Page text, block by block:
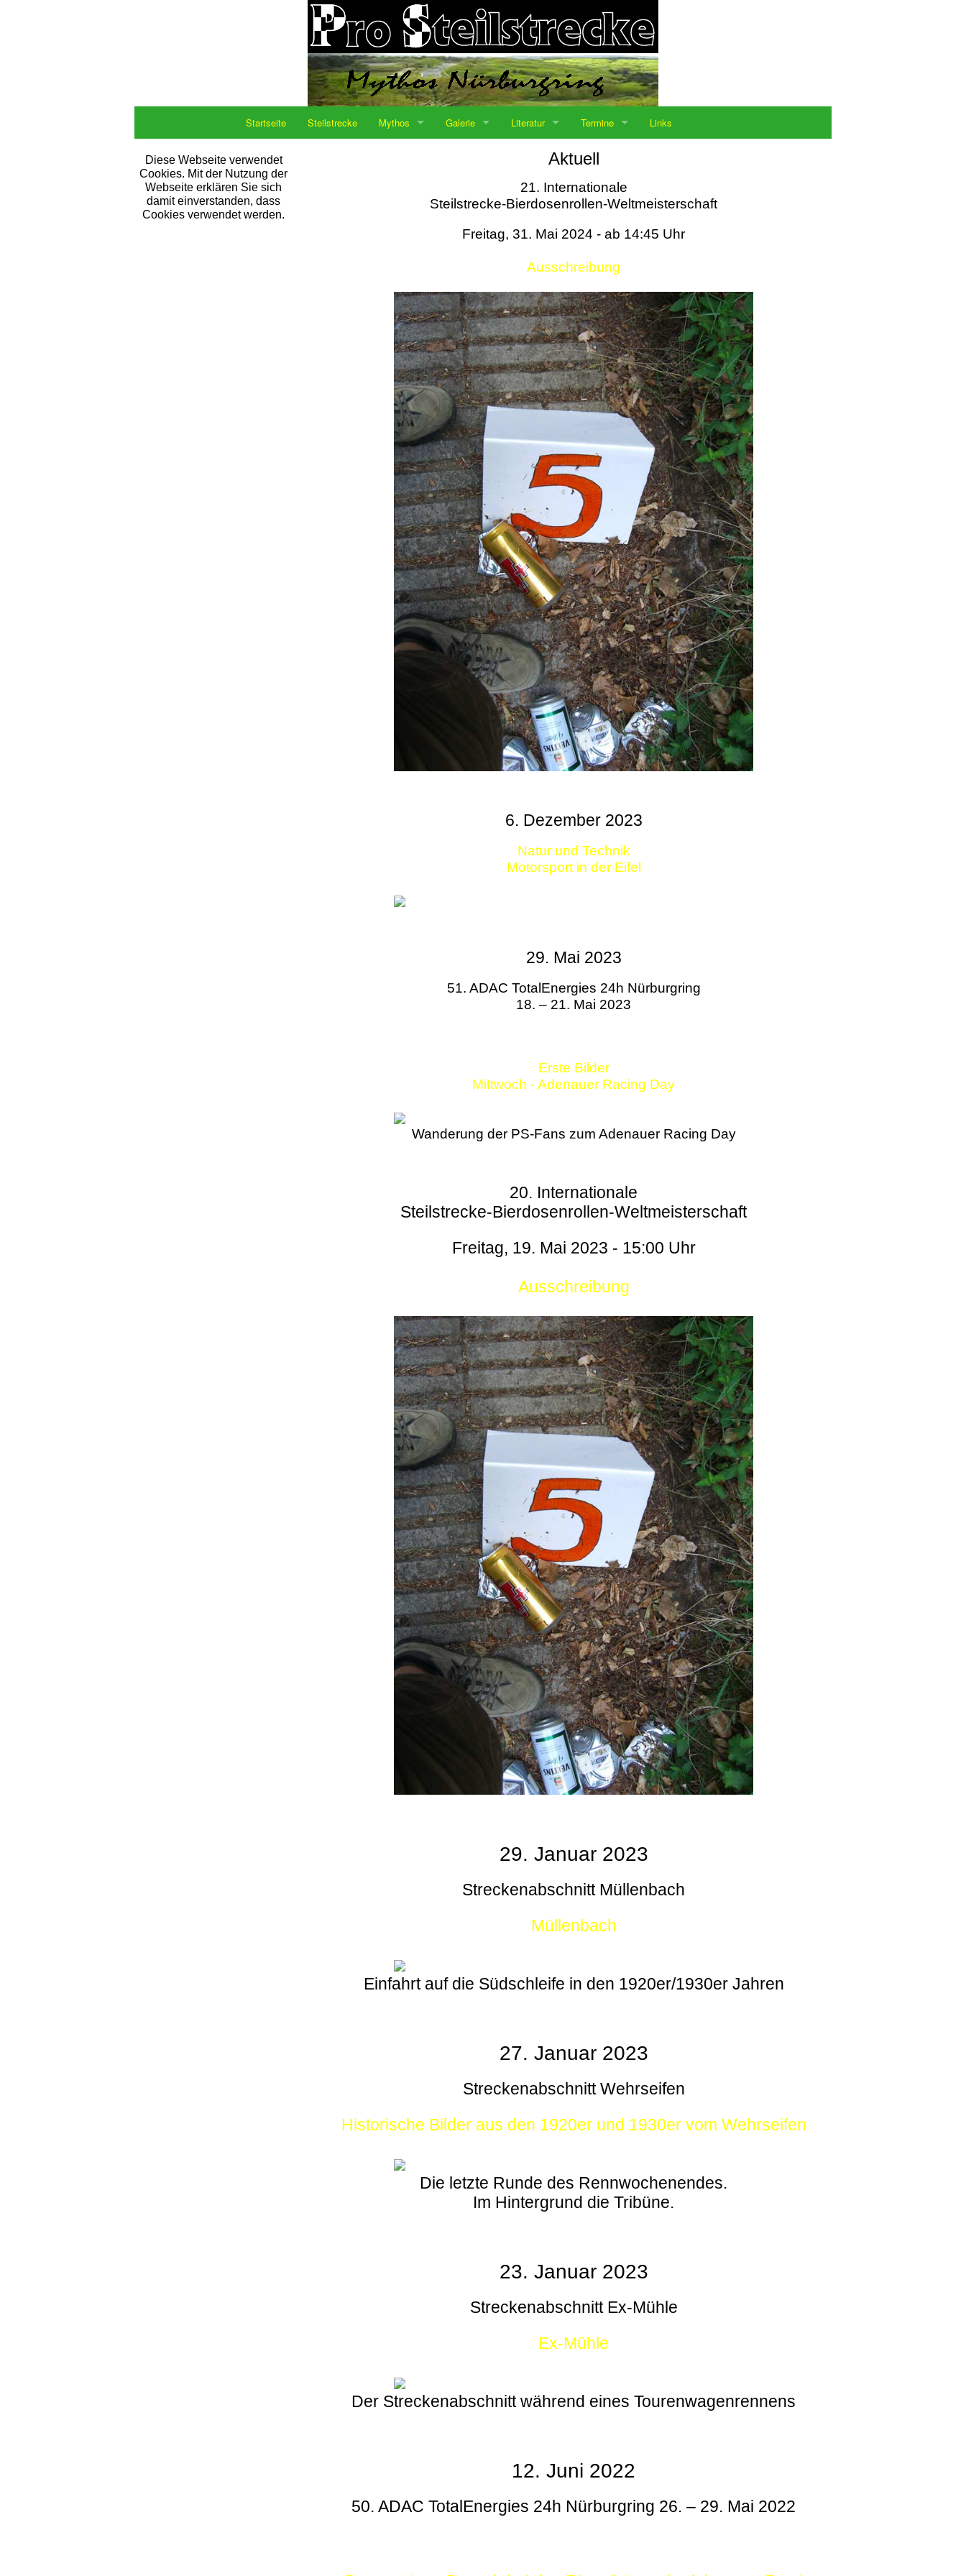
Startseite Steilstrecke Mythos Galerie Literatur Termine Links
Diese Webseite verwendet
Cookies. Mit der Nutzung der
Webseite erklären Sie sich
damit einverstanden, dass
Cookies verwendet werden.
Aktuell
21. Internationale
Steilstrecke-Bierdosenrollen-Weltmeisterschaft
Freitag, 31. Mai 2024 - ab 14:45 Uhr
Ausschreibung
6. Dezember 2023
Natur und Technik
Motorsport in der Eifel
29. Mai 2023
51. ADAC TotalEnergies 24h Nürburgring
18. – 21. Mai 2023
Erste Bilder
Mittwoch - Adenauer Racing Day
Wanderung der PS-Fans zum Adenauer Racing Day
20. Internationale
Steilstrecke-Bierdosenrollen-Weltmeisterschaft
Freitag, 19. Mai 2023 - 15:00 Uhr
Ausschreibung
29. Januar 2023
Streckenabschnitt Müllenbach
Müllenbach
Einfahrt auf die Südschleife in den 1920er/1930er Jahren
27. Januar 2023
Streckenabschnitt Wehrseifen
Historische Bilder aus den 1920er und 1930er vom Wehrseifen
Die letzte Runde des Rennwochenendes.
Im Hintergrund die Tribüne.
23. Januar 2023
Streckenabschnitt Ex-Mühle
Ex-Mühle
Der Streckenabschnitt während eines Tourenwagenrennens
12. Juni 2022
50. ADAC TotalEnergies 24h Nürburgring 26. – 29. Mai 2022